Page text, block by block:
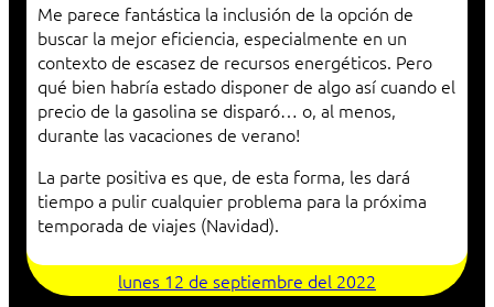
Me parece fantástica la inclusión de la opción de
buscar la mejor eficiencia, especialmente en un
contexto de escasez de recursos energéticos. Pero
qué bien habría estado disponer de algo así cuando el
precio de la gasolina se disparó… o, al menos,
durante las vacaciones de verano!
La parte positiva es que, de esta forma, les dará
tiempo a pulir cualquier problema para la próxima
temporada de viajes (Navidad).
lunes 12 de septiembre del 2022